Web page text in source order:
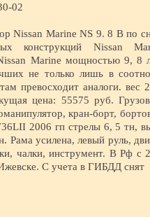
02
Nissan Marine NS 9. 8 B по
конструкций Nissan
Marine мощностью 9, 8
не только лишь в
превосходит аналоги. вес
цена: 55575 руб.
кран-борт,
2006 гп стрелы 6, 5 тн,
Рама усилена, левый руль,
чалки, инструмент. В Рф
С учета в ГИБДД снят